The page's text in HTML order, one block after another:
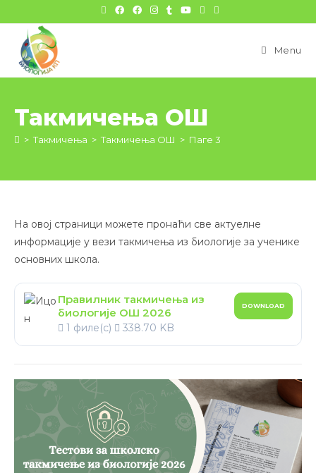
Menu
Такмичења ОШ
> Такмичења > Такмичења ОШ > Паге 3
На овој страници можете пронаћи све актуелне
информације у вези такмичења из биологије за ученике
основних школа.
Правилник такмичења из
биологије OШ 2026
1 филе(с) 338.70 KB
DOWNLOAD